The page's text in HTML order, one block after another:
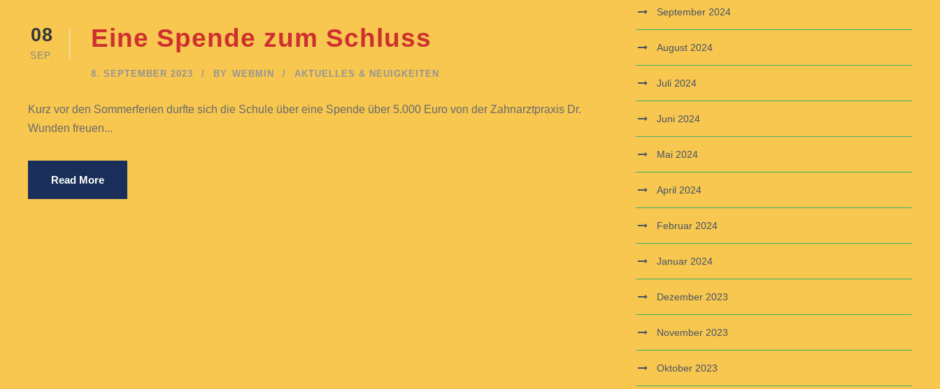
08
SEP.
Eine Spende zum Schluss
8. SEPTEMBER 2023 BY WEBMIN AKTUELLES & NEUIGKEITEN
Kurz vor den Sommerferien durfte sich die Schule über eine Spende über 5.000 Euro von der Zahnarztpraxis Dr.
Wunden freuen...
Read More
September 2024
August 2024
Juli 2024
Juni 2024
Mai 2024
April 2024
Februar 2024
Januar 2024
Dezember 2023
November 2023
Oktober 2023